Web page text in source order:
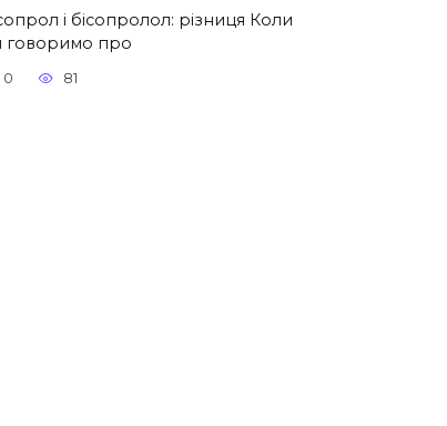
і бісопролол: різниця Коли
говоримо про
0 81